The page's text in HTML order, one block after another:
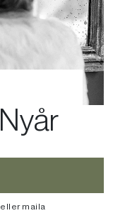
eller maila